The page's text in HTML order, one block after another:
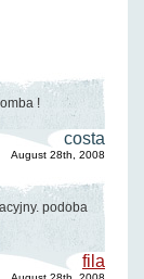
!
costa
August 28th, 2008
podoba
fila